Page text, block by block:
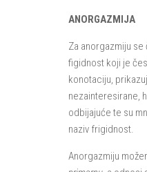
ANORGAZMIJA
Za anorgazmiju
figidnost koji je
konotaciju,
nezainteresirane,
odbijajuće te su
naziv frigidnost.
Anorgazmiju